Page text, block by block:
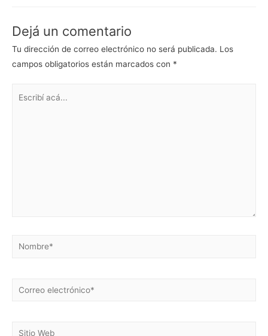
Dejá un comentario
Tu dirección de correo electrónico no será publicada. Los
campos obligatorios están marcados con *